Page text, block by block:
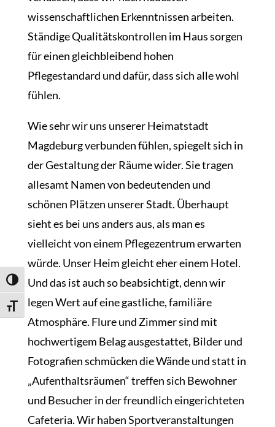
Umschalten auf hohe Kontraste
Schrift vergrößern
wissenschaftlichen Erkenntnissen arbeiten.
Ständige Qualitätskontrollen im Haus sorgen
für einen gleichbleibend hohen
Pflegestandard und dafür, dass sich alle wohl
fühlen.
Wie sehr wir uns unserer Heimatstadt
Magdeburg verbunden fühlen, spiegelt sich in
der Gestaltung der Räume wider. Sie tragen
allesamt Namen von bedeutenden und
schönen Plätzen unserer Stadt. Überhaupt
sieht es bei uns anders aus, als man es
vielleicht von einem Pflegezentrum erwarten
würde. Unser Heim gleicht eher einem Hotel.
Und das ist auch so beabsichtigt, denn wir
legen Wert auf eine gastliche, familiäre
Atmosphäre. Flure und Zimmer sind mit
hochwertigem Belag ausgestattet, Bilder und
Fotografien schmücken die Wände und statt in
„Aufenthaltsräumen“ treffen sich Bewohner
und Besucher in der freundlich eingerichteten
Cafeteria. Wir haben Sportveranstaltungen